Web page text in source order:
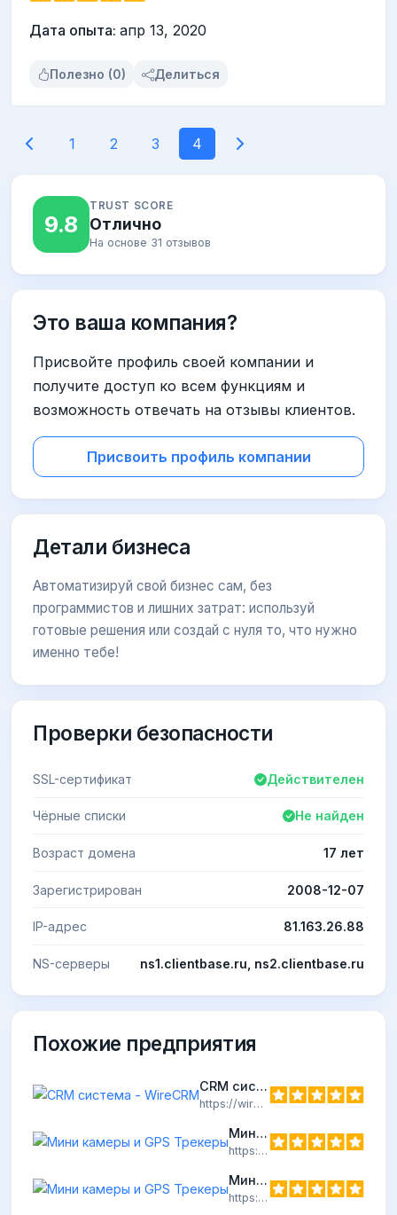
Дата опыта: апр 13, 2020
Полезно (0) Делиться
1 2 3 4
9.8
TRUST SCORE
Отлично
На основе 31 отзывов
Это ваша компания?
Присвойте профиль своей компании и
получите доступ ко всем функциям и
возможность отвечать на отзывы клиентов.
Присвоить профиль компании
Детали бизнеса
Автоматизируй свой бизнес сам, без
программистов и лишних затрат: используй
готовые решения или создай с нуля то, что нужно
именно тебе!
Проверки безопасности
SSL-сертификат Действителен
Чёрные списки Не найден
Возраст домена 17 лет
Зарегистрирован 2008-12-07
IP-адрес 81.163.26.88
NS-серверы ns1.clientbase.ru, ns2.clientbase.ru
Похожие предприятия
CRM система - WireCRM
https://wirecrm.com
Мини камеры и GPS Трекеры
https://tracker24-gps.ru
Мини камеры и GPS Трекеры
https://minidictaphone.ru